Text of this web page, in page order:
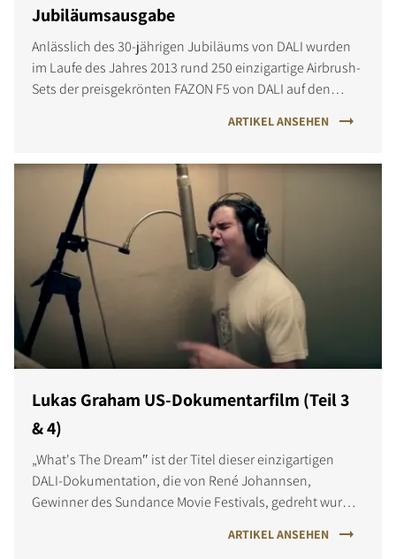
Jubiläumsausgabe
Anlässlich des 30-jährigen Jubiläums von DALI wurden
im Laufe des Jahres 2013 rund 250 einzigartige Airbrush-
Sets der preisgekrönten FAZON F5 von DALI auf den
ARTIKEL ANSEHEN
Lukas Graham US-Dokumentarfilm (Teil 3
& 4)
„What's The Dream″ ist der Titel dieser einzigartigen
DALI-Dokumentation, die von René Johannsen,
Gewinner des Sundance Movie Festivals, gedreht wurde.
Dokumentation von Lukas Graham.
ARTIKEL ANSEHEN
PRODUKTE VERGLEICHEN